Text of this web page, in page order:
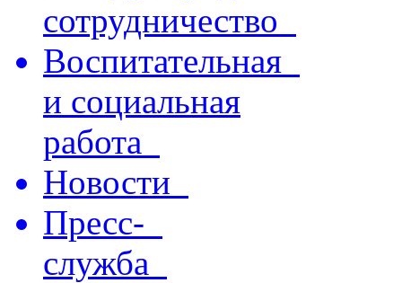
сотрудничество
Воспитательная
и социальная
работа
Новости
Пресс-
служба